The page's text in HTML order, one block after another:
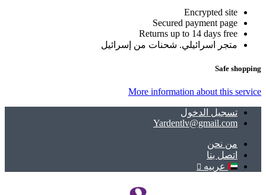
Encrypted site
Secured payment page
Returns up to 14 days free
متجر اسرائيلي. شحنات من إسرائيل
Safe shopping
More information about this service
تسجيل الدخول
Yardentlv@gmail.com
ﻣﻦ ﻧﺤﻦ
اتصل بنا
عربيه